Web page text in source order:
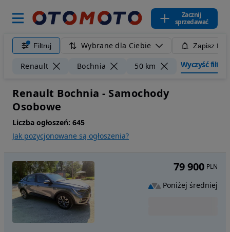
Zacznij
sprzedawać
Filtruj Wybrane dla Ciebie Zapisz
Renault Bochnia 50 km Wyczyść filtry
Renault Bochnia - Samochody
Osobowe
Liczba ogłoszeń: 645
Jak pozycjonowane są ogłoszenia?
79 900 PLN
Poniżej średniej